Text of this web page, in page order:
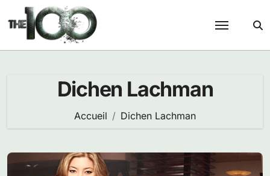
Passer
au
contenu
Dichen Lachman
Accueil Dichen Lachman